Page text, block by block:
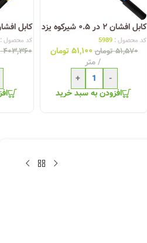
کابل افشان ۲ در ۰.۵ شیرکوه یزد
کد محصول : 5989
۵۱,۵۷۰ تومان ۵۱,۱۰۰ تومان
متر
-
+
افزودن به سبد خرید
کابل افشان 3 در 4
کد محصول
۴۰۳,۳۶۰